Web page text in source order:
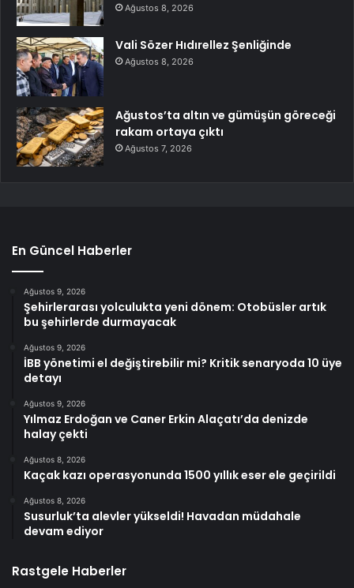
Ağustos 8, 2026
Vali Sözer Hıdırellez Şenliğinde
Ağustos 8, 2026
Ağustos’ta altın ve gümüşün göreceği
rakam ortaya çıktı
Ağustos 7, 2026
En Güncel Haberler
Ağustos 9, 2026
Şehirlerarası yolculukta yeni dönem: Otobüsler artık
bu şehirlerde durmayacak
Ağustos 9, 2026
İBB yönetimi el değiştirebilir mi? Kritik senaryoda 10 üye
detayı
Ağustos 9, 2026
Yılmaz Erdoğan ve Caner Erkin Alaçatı’da denizde
halay çekti
Ağustos 8, 2026
Kaçak kazı operasyonunda 1500 yıllık eser ele geçirildi
Ağustos 8, 2026
Susurluk’ta alevler yükseldi! Havadan müdahale
devam ediyor
Rastgele Haberler